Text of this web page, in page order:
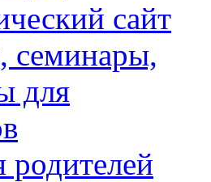
сайт
для
родителей